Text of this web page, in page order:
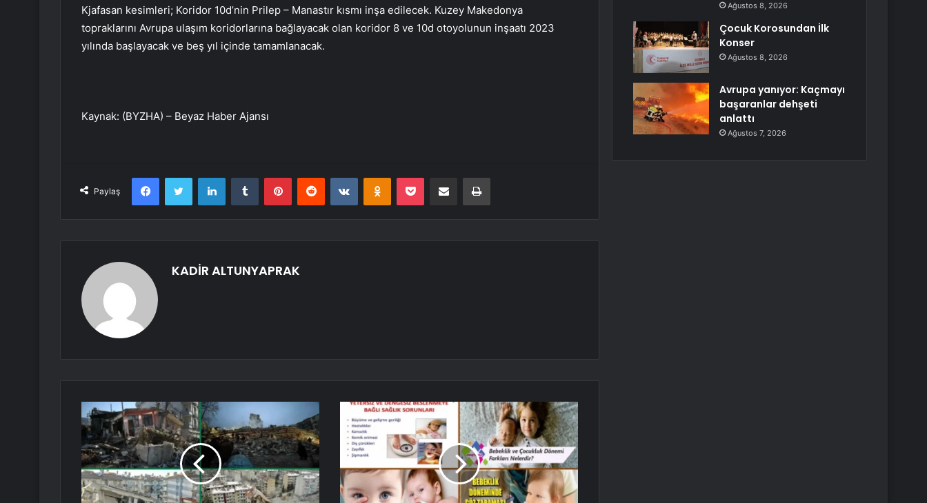
Kjafasan kesimleri; Koridor 10d’nin Prilep – Manastır kısmı inşa edilecek. Kuzey Makedonya
topraklarını Avrupa ulaşım koridorlarına bağlayacak olan koridor 8 ve 10d otoyolunun inşaatı 2023
yılında başlayacak ve beş yıl içinde tamamlanacak.
Kaynak: (BYZHA) – Beyaz Haber Ajansı
Paylaş
FacebookTwitter LinkedInTumblr PinterestReddit VKontakteOdnoklassniki
Pocket E-Posta ile paylaş Yazdır
KADİR ALTUNYAPRAK
Ağustos 8, 2026
Çocuk Korosundan İlk
Konser
Ağustos 8, 2026
Avrupa yanıyor: Kaçmayı
başaranlar dehşeti
anlattı
Ağustos 7, 2026